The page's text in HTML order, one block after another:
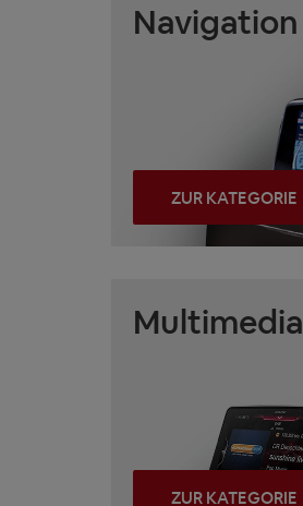
Navigation
ZUR KATEGORIE
Multimedia
ZUR KATEGORIE